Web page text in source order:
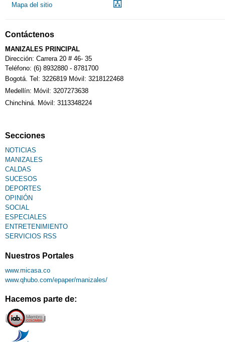
Calendario Tributario
Sudoku
Fallecimiento
Mapa del sitio
Contáctenos
MANIZALES PRINCIPAL
Dirección: Carrera 20 # 46- 35
Teléfono: (6) 8932880 - 8781700
Bogotá. Tel: 3226819 Móvil: 3218122468
Medellín: Móvil: 3207273638
Chinchiná. Móvil: 3113348224
Secciones
NOTICIAS
MANIZALES
CALDAS
SUCESOS
DEPORTES
OPINIÓN
SOCIAL
ESPECIALES
ENTRETENIMIENTO
SERVICIOS RSS
Nuestros Portales
www.micasa.co
www.qhubo.com/epaper/manizales/
Hacemos parte de: